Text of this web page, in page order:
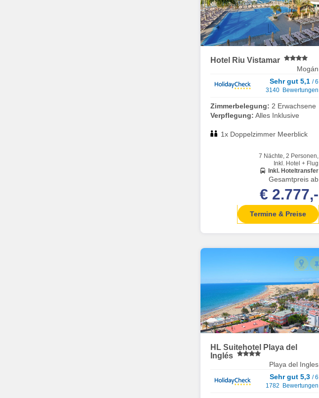
Hotel Riu Vistamar
Mogán
Sehr gut 5,1 / 6
3140 Bewertungen
Zimmerbelegung: 2 Erwachsene
Verpflegung: Alles Inklusive
1x Doppelzimmer Meerblick
7 Nächte, 2 Personen,
Inkl. Hotel + Flug
Inkl. Hoteltransfer
Gesamtpreis ab
€ 2.777,-
Termine & Preise
HL Suitehotel Playa del
Inglés
Playa del Ingles
Sehr gut 5,3 / 6
1782 Bewertungen